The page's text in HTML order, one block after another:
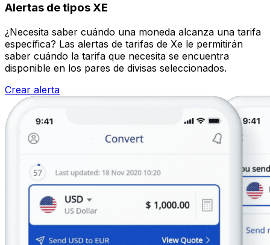
Alertas de tipos XE
¿Necesita saber cuándo una moneda alcanza una tarifa
específica? Las alertas de tarifas de Xe le permitirán
saber cuándo la tarifa que necesita se encuentra
disponible en los pares de divisas seleccionados.
Crear alerta